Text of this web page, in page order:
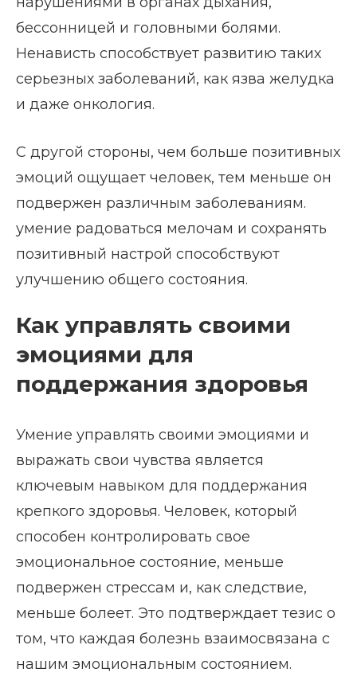
бессонницей и головными болями.
Ненависть способствует развитию таких
серьезных заболеваний, как язва желудка
и даже онкология.
С другой стороны, чем больше позитивных
эмоций ощущает человек, тем меньше он
подвержен различным заболеваниям.
умение радоваться мелочам и сохранять
позитивный настрой способствуют
улучшению общего состояния.
Как управлять своими
эмоциями для
поддержания здоровья
Умение управлять своими эмоциями и
выражать свои чувства является
ключевым навыком для поддержания
крепкого здоровья. Человек, который
способен контролировать свое
эмоциональное состояние, меньше
подвержен стрессам и, как следствие,
меньше болеет. Это подтверждает тезис о
том, что каждая болезнь взаимосвязана с
нашим эмоциональным состоянием.